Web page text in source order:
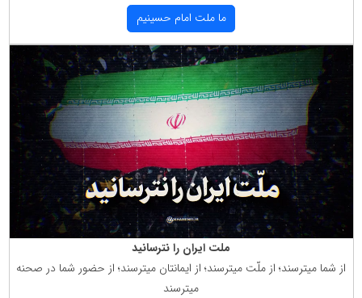
ما ملت امام حسینیم
ملت ایران را نترسانید
از شما میترسند؛ از ملّت میترسند؛ از ایمانتان میترسند؛ از حضور شما در صحنه
میترسند